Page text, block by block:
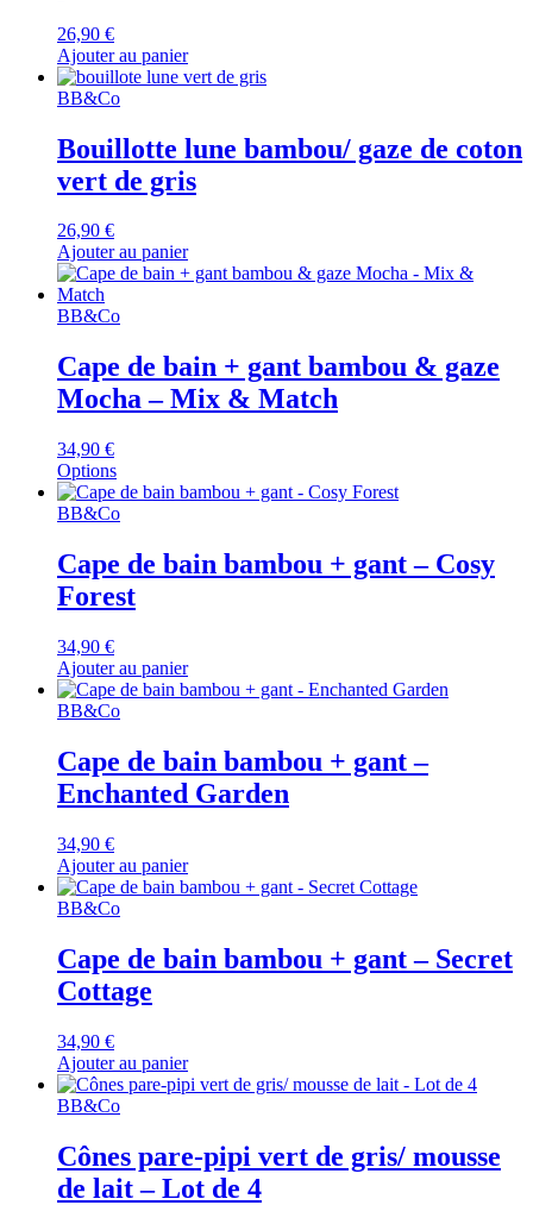
26,90 €
Ajouter au panier
BB&Co
Bouillotte lune bambou/ gaze de coton
vert de gris
26,90 €
Ajouter au panier
BB&Co
Cape de bain + gant bambou & gaze
Mocha – Mix & Match
34,90 €
Options
BB&Co
Cape de bain bambou + gant – Cosy
Forest
34,90 €
Ajouter au panier
BB&Co
Cape de bain bambou + gant –
Enchanted Garden
34,90 €
Ajouter au panier
BB&Co
Cape de bain bambou + gant – Secret
Cottage
34,90 €
Ajouter au panier
BB&Co
Cônes pare-pipi vert de gris/ mousse
de lait – Lot de 4